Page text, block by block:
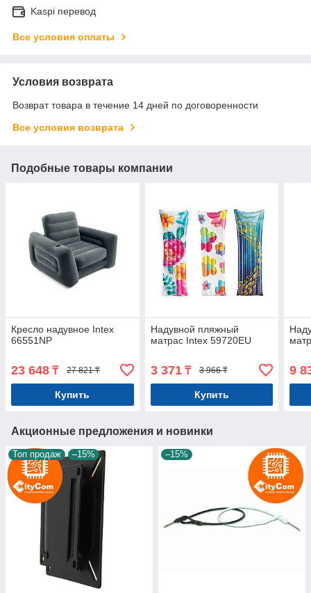
Kaspi перевод
Все условия оплаты
Условия возврата
Возврат товара в течение 14 дней по договоренности
Все условия возврата
Подобные товары компании
Кресло надувное Intex
66551NP
23 648 ₸ 27 821 ₸
Купить
Надувной пляжный
матрас Intex 59720EU
3 371₸ 3 966 ₸
Купить
9
Акционные предложения и новинки
Топ продаж –15% –15%